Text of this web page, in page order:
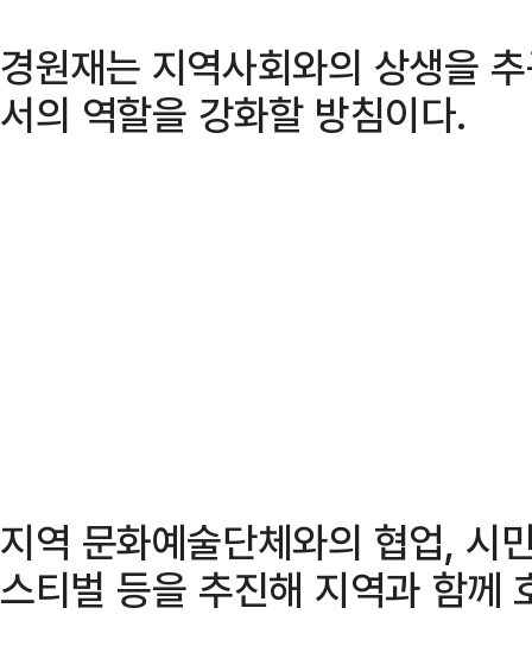
경원재는 지역사회와의 상생을
서의 역할을 강화할 방침이다.
지역 문화예술단체와의 협업, 시
스티벌 등을 추진해 지역과 함께